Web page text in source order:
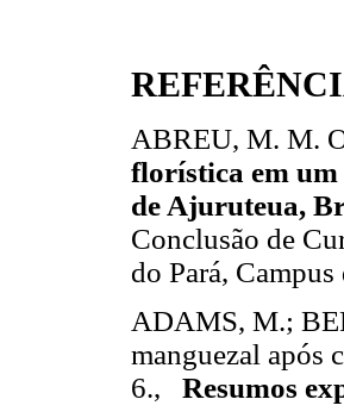
ABREU, M. M.
florística em um
de Ajuruteua,
Conclusão de
do Pará, Campus
ADAMS, M.;
manguezal após
6., Resumos